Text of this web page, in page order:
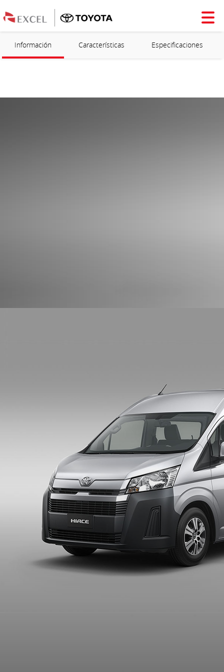
Información Características Especificaciones
Desde $40,500*
*Precios incluyen IVA, IPM y gastos de placas.